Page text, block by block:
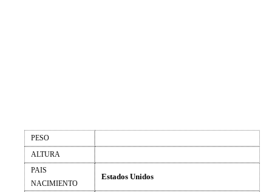
PESO
ALTURA
PAIS
NACIMIENTO
Estados Unidos